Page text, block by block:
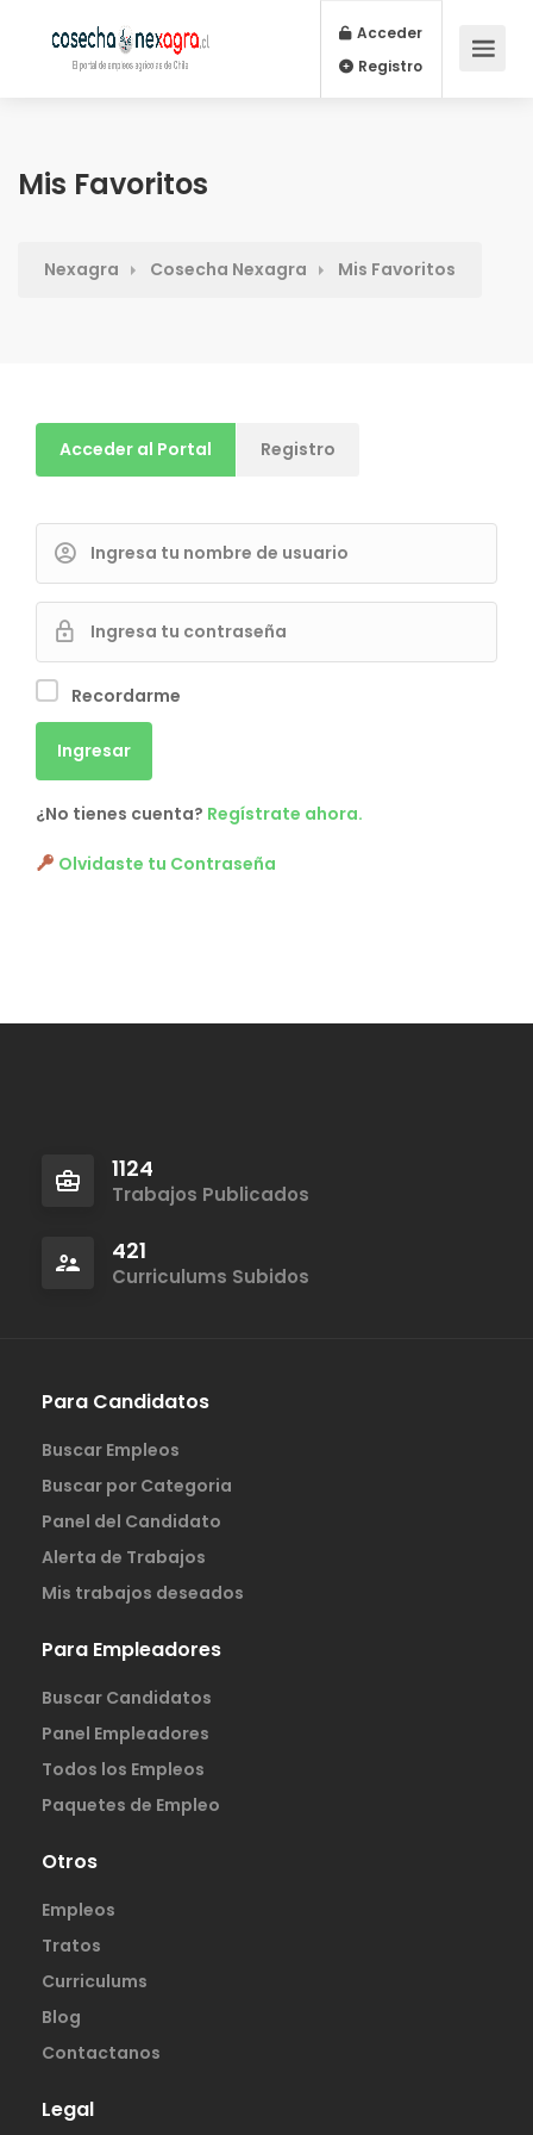
Acceder
Registro
Mis Favoritos
Nexagra Cosecha Nexagra Mis Favoritos
Acceder al Portal Registro
Recordarme
¿No tienes cuenta? Regístrate ahora.
Olvidaste tu Contraseña
1124
Trabajos Publicados
421
Curriculums Subidos
Para Candidatos
Buscar Empleos
Buscar por Categoria
Panel del Candidato
Alerta de Trabajos
Mis trabajos deseados
Para Empleadores
Buscar Candidatos
Panel Empleadores
Todos los Empleos
Paquetes de Empleo
Otros
Empleos
Tratos
Curriculums
Blog
Contactanos
Legal